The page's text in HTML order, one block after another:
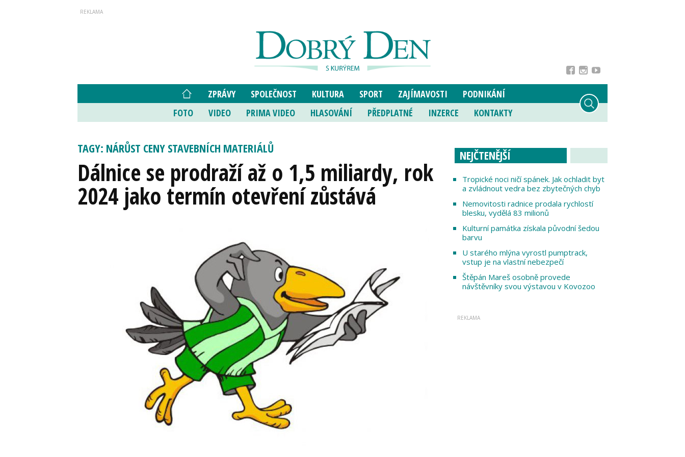
ZPRÁVY SPOLEČNOST KULTURA SPORT ZAJÍMAVOSTI
PODNIKÁNÍ
FOTO
VIDEO PRIMA VIDEO HLASOVÁNÍ PŘEDPLATNÉ INZERCE KONTAKTY
TAGY: NÁRŮST CENY STAVEBNÍCH MATERIÁLŮ
Dálnice se prodraží až o 1,5 miliardy, rok
2024 jako termín otevření zůstává
NEJČTENĚJŠÍ
Tropické noci ničí spánek. Jak ochladit byt
a zvládnout vedra bez zbytečných chyb
Nemovitosti radnice prodala rychlostí
blesku, vydělá 83 milionů
Kulturní památka získala původní šedou
barvu
U starého mlýna vyrostl pumptrack,
vstup je na vlastní nebezpečí
Štěpán Mareš osobně provede
návštěvníky svou výstavou v Kovozoo